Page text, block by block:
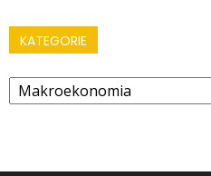
KATEGORIE
Kategorie